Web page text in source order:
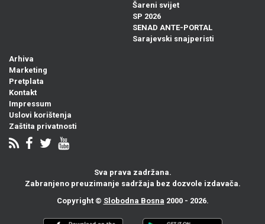
Šareni svijet
SP 2026
SENAD ANTE-PORTAL
Sarajevski snajperisti
Arhiva
Marketing
Pretplata
Kontakt
Impressum
Uslovi korištenja
Zaštita privatnosti
Sva prava zadržana.
Zabranjeno preuzimanje sadržaja bez dozvole izdavača.
Copyright © Slobodna Bosna 2000 - 2026.